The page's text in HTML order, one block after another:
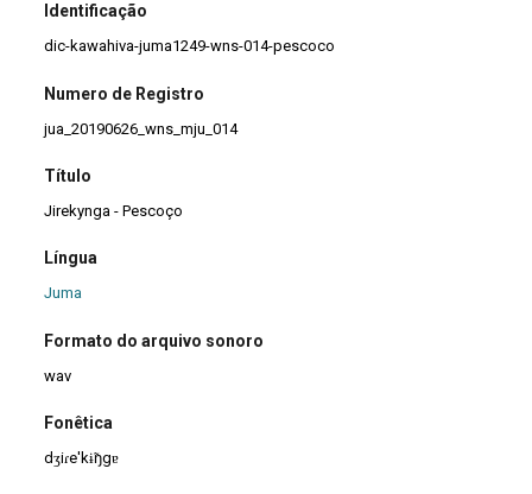
Identificação
dic-kawahiva-juma1249-wns-014-pescoco
Numero de Registro
jua_20190626_wns_mju_014
Título
Jirekynga - Pescoço
Língua
Juma
Formato do arquivo sonoro
wav
Fonêtica
dʒiɾe'kɨ̃ŋgɐ